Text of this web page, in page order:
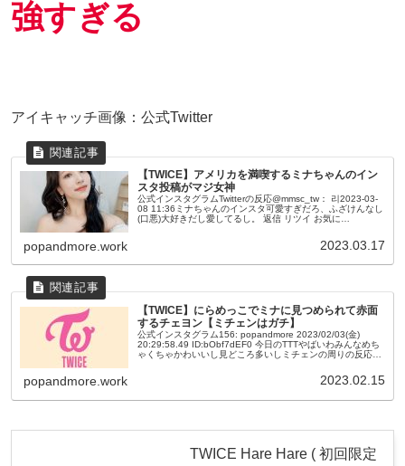
強すぎる
アイキャッチ画像：公式Twitter
【TWICE】アメリカを満喫するミナちゃんのイン
スタ投稿がマジ女神
公式インスタグラムTwitterの反応@mmsc_tw： 리2023-03-
08 11:36ミナちゃんのインスタ可愛すぎだろ、ふざけんなし
(口悪)大好きだし愛してるし。 返信 リツイ お気に
popandmore.work 2023.03.17
【TWICE】にらめっこでミナに見つめられて赤面
するチェヨン【ミチェンはガチ】
公式インスタグラム156: popandmore 2023/02/03(金)
20:29:58.49 ID:bObf7dEF0 今日のTTTやばいわみんなめち
ゃくちゃかわいいし見どころ多いしミチェンの周りの反応お
popandmore.work 2023.02.15
TWICE Hare Hare ( 初回限定